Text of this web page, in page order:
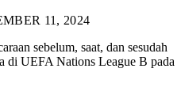
11, 2024
sebelum, saat, dan sesudah
di UEFA Nations League B pada